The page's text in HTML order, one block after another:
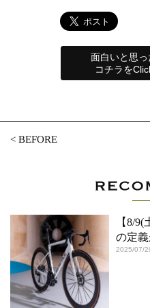
面白いと思っ
コチラを
<BEFORE
【8/
の定義
2025/07/